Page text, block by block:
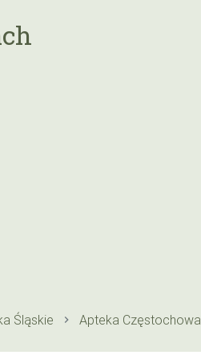
Śląskie Apteka Częstochowa